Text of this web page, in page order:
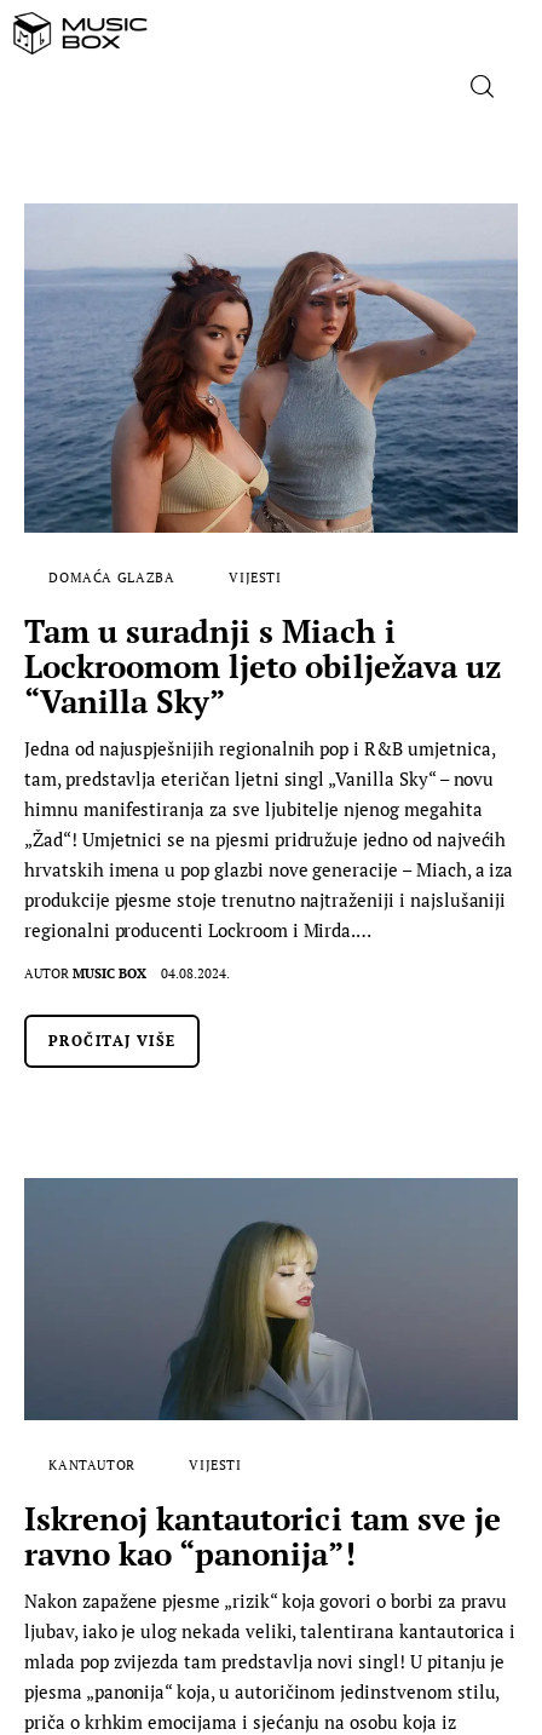
STRANA GLAZBA
FILM
MUSIC BOX
DOMAĆA GLAZBA VIJESTI
Tam u suradnji s Miach i
Lockroomom ljeto obilježava uz
“Vanilla Sky”
Jedna od najuspješnijih regionalnih pop i R&B umjetnica,
tam, predstavlja eteričan ljetni singl „Vanilla Sky“ – novu
himnu manifestiranja za sve ljubitelje njenog megahita
„Žad“! Umjetnici se na pjesmi pridružuje jedno od najvećih
hrvatskih imena u pop glazbi nove generacije – Miach, a iza
produkcije pjesme stoje trenutno najtraženiji i najslušaniji
regionalni producenti Lockroom i Mirda.…
AUTOR MUSIC BOX 04.08.2024.
PROČITAJ VIŠE
KANTAUTOR VIJESTI
Iskrenoj kantautorici tam sve je
ravno kao “panonija”!
Nakon zapažene pjesme „rizik“ koja govori o borbi za pravu
ljubav, iako je ulog nekada veliki, talentirana kantautorica i
mlada pop zvijezda tam predstavlja novi singl! U pitanju je
pjesma „panonija“ koja, u autoričinom jedinstvenom stilu,
priča o krhkim emocijama i sjećanju na osobu koja iz